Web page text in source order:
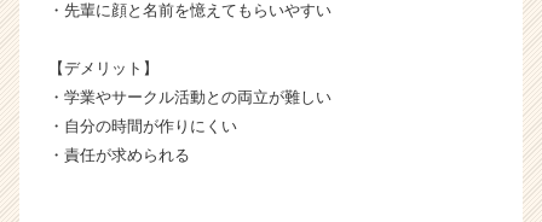
・先輩に顔と名前を憶えてもらいやすい
【デメリット】
・学業やサークル活動との両立が難しい
・自分の時間が作りにくい
・責任が求められる